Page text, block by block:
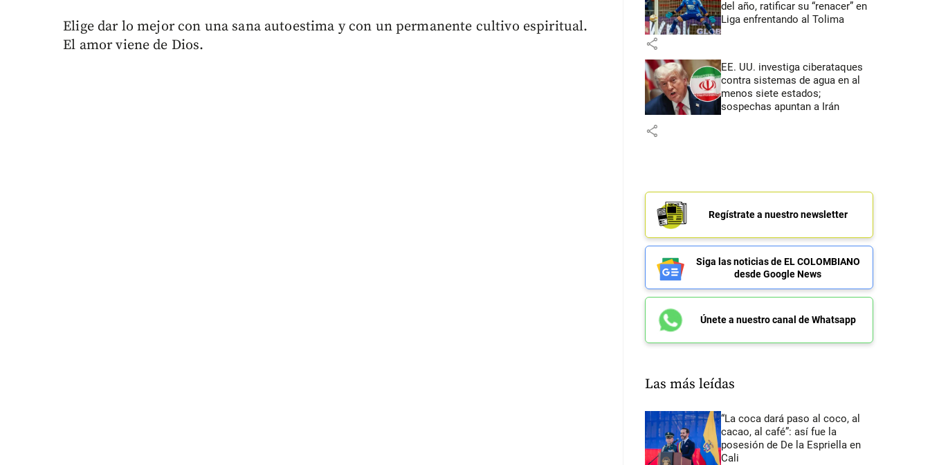
Elige dar lo mejor con una sana autoestima y con un permanente cultivo espiritual.
El amor viene de Dios.
del año, ratificar su “renacer” en
Liga enfrentando al Tolima
share
EE. UU. investiga ciberataques
contra sistemas de agua en al
menos siete estados;
sospechas apuntan a Irán
share
Regístrate a nuestro newsletter
Siga las noticias de EL COLOMBIANO
desde Google News
Únete a nuestro canal de Whatsapp
Las más leídas
“La coca dará paso al coco, al
cacao, al café”: así fue la
posesión de De la Espriella en
Cali